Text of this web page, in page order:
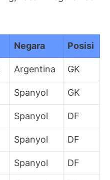
Negara Posisi
Argentina GK
Spanyol GK
Spanyol DF
Spanyol DF
Spanyol DF